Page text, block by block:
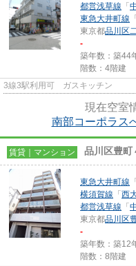
都営浅草線 「
東急大井町線 「
東京都品川区
-
築年数：築44
階数：4階建
3線3駅利用可 ガスキッチン
現在空室
南部コーポラス
賃貸｜マンション 品川区豊町
東急大井町線 「
横須賀線 「 西
都営浅草線 「
東京都品川区
-
築年数：築12
階数：8階建